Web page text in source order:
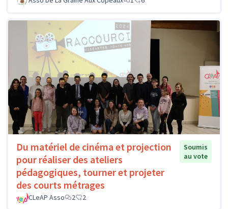
Du matériel de cinéma et projection
pour réaliser des ateliers
pédagogiques, tourner et projeter
des courts métrages
Soumis
au vote
CLeAP Asso 2 2